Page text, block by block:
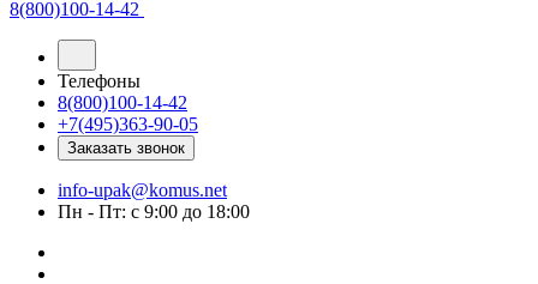
8(800)100-14-42
Телефоны
8(800)100-14-42
+7(495)363-90-05
Заказать звонок
info-upak@komus.net
Пн - Пт: с 9:00 до 18:00